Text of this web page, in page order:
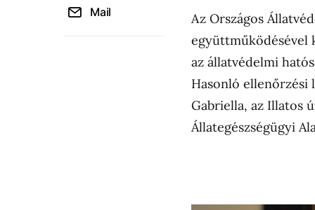
Mail
Az Országos
együttműködésével
az állatvédelmi
Hasonló ellenőrzési
Gabriella, az Illatos
Állategészségügyi